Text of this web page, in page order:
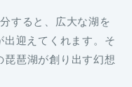
すると、広大な湖を
出迎えてくれます。そ
琵琶湖が創り出す幻想